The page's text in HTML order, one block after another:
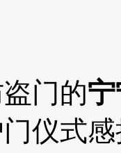
门的
仪式感